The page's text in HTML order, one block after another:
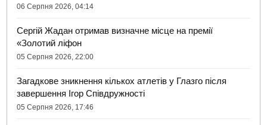
06 Серпня 2026, 04:14
Сергій Жадан отримав визначне місце на премії
«Золотий ліфон
05 Серпня 2026, 22:00
Загадкове зникнення кількох атлетів у Глазго після
завершення Ігор Співдружності
05 Серпня 2026, 17:46